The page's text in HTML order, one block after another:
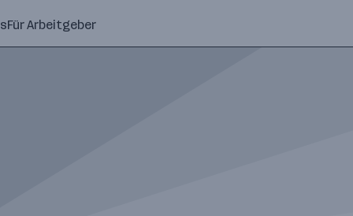
Für Arbeitgeber